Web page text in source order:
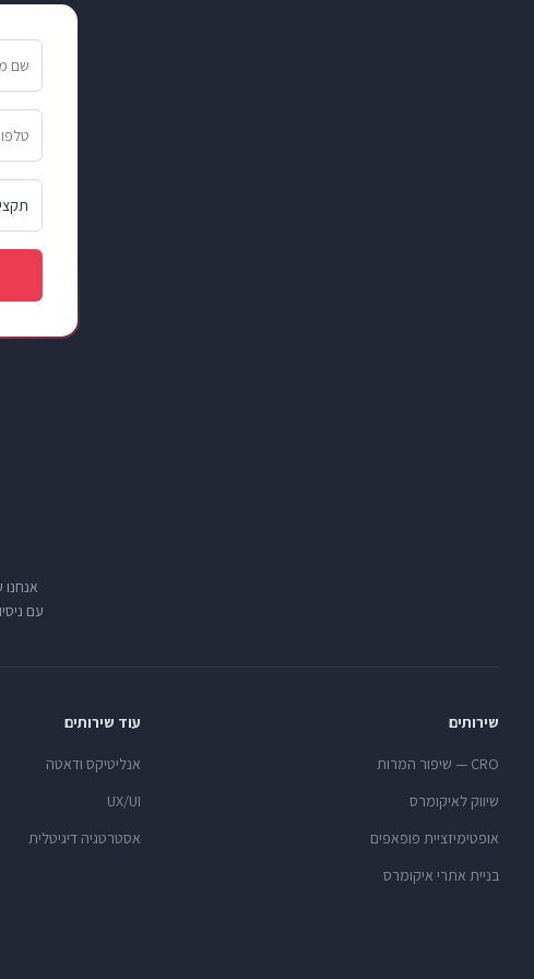
שם
אנחנו
עם ניסיון של מעל 17 שנים ו-92
שירותים
CRO — שיפור המרות
שיווק לאיקומרס
אופטימיזציית פופאפים
בניית אתרי איקומרס
עוד שירותים
אנליטיקס ודאטה
UX/UI
אסטרטגיה דיגיטלית